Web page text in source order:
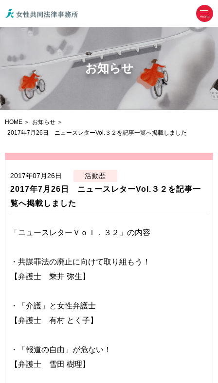
menu
お知らせ
HOME
お知らせ
2017年7月26日 ニュースレターVol.３２を記事一覧へ掲載しました
2017年07月26日 活動歴
2017年7月26日 ニュースレターVol.３２を記事一
覧へ掲載しました
「ニュースレターＶｏｌ．３２」の内容
・共謀罪法の廃止に向けて取り組もう！
【弁護士 乘井 弥生】
・「介護」と女性弁護士
【弁護士 有村 とく子】
・「報道の自由」が危ない！
【弁護士 雪田 樹理】